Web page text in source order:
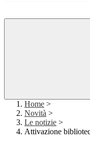
Home >
Novità >
Le notizie >
Attivazione